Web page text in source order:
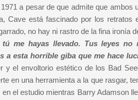
a pesar de que admite que ambos
Cave está fascinado por los retratos
no hay ni rastro de la fina ironía
me hayas llevado. Tus leyes no
a esta horrible giba que me hace
y el envoltorio estético de los Bad
en una herramienta a la que rasgar,
el estudio mientras Barry Adamson